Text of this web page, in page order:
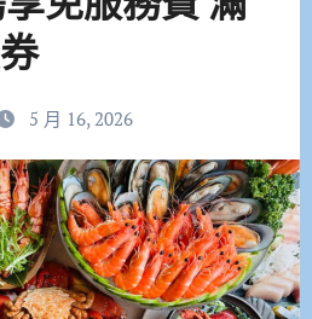
5 月 16, 2026